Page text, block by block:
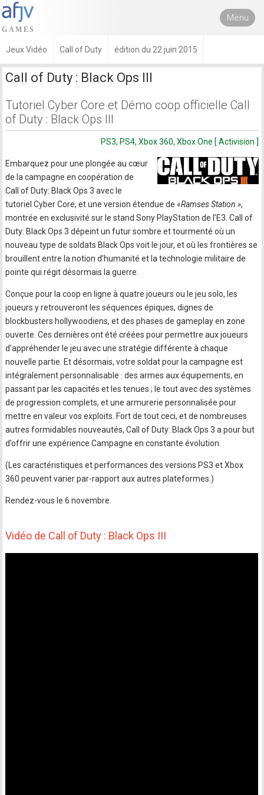
Menu
Jeux Vidéo Call of Duty édition du 22 juin 2015
Call of Duty : Black Ops III
Tutoriel Cyber Core et Démo coop officielle Call
of Duty : Black Ops III
PS3, PS4, Xbox 360, Xbox One [ Activision ]
Embarquez pour une plongée au cœur
de la campagne en coopération de
Call of Duty: Black Ops 3 avec le
tutoriel Cyber Core, et une version étendue de «Ramses Station »,
montrée en exclusivité sur le stand Sony PlayStation de l’E3. Call of
Duty: Black Ops 3 dépeint un futur sombre et tourmenté où un
nouveau type de soldats Black Ops voit le jour, et où les frontières se
brouillent entre la notion d’humanité et la technologie militaire de
pointe qui régit désormais la guerre.
Conçue pour la coop en ligne à quatre joueurs ou le jeu solo, les
joueurs y retrouveront les séquences épiques, dignes de
blockbusters hollywoodiens, et des phases de gameplay en zone
ouverte. Ces dernières ont été créées pour permettre aux joueurs
d’appréhender le jeu avec une stratégie différente à chaque
nouvelle partie. Et désormais, votre soldat pour la campagne est
intégralement personnalisable : des armes aux équipements, en
passant par les capacités et les tenues ; le tout avec des systèmes
de progression complets, et une armurerie personnalisée pour
mettre en valeur vos exploits. Fort de tout ceci, et de nombreuses
autres formidables nouveautés, Call of Duty: Black Ops 3 a pour but
d’offrir une expérience Campagne en constante évolution.
(Les caractéristiques et performances des versions PS3 et Xbox
360 peuvent varier par-rapport aux autres plateformes.)
Rendez-vous le 6 novembre.
Vidéo de Call of Duty : Black Ops III